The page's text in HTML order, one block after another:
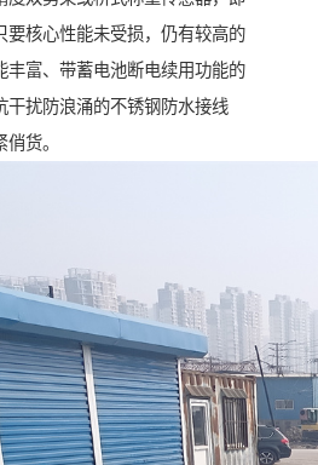
要核心性能未受损，仍有较高的
丰富、带蓄电池断电续用功能的
干扰防浪涌的不锈钢防水接线
货。